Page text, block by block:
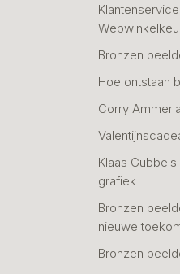
Bronzen
Hoe ontstaan
Corry
Klaas
grafiek
Bronzen
nieuwe
Bronzen